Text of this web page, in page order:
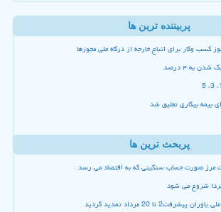
پربیننده ترین ها
کسب وکار برای اتباع خارجه از درگاه ملی مجوزها
به ۴ درصد
بیمه بیکاری تعلیق شد
پربحث ترین ها
مرز صورت حساب سنگینی که به اقتصاد می رسد
فردا شروع می شود
تا 20 مرداد تمدید گردید